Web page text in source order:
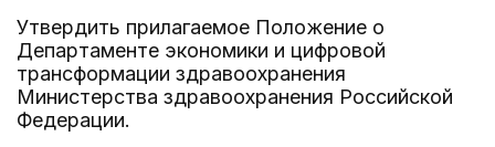
Утвердить прилагаемое Положение о
Департаменте экономики и цифровой
трансформации здравоохранения
Министерства здравоохранения Российской
Федерации.